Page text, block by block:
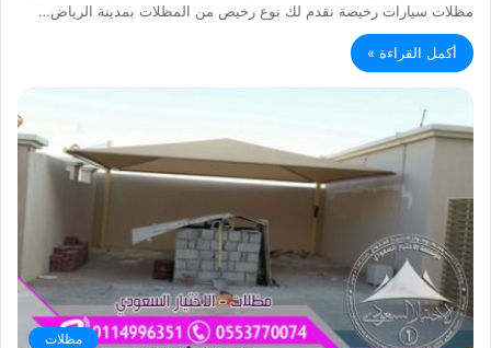
مظلات سيارات رخيصة نقدم لك نوع رخيص من المظلات بمدينة الرياض…
أكمل القراءة »
مظلات